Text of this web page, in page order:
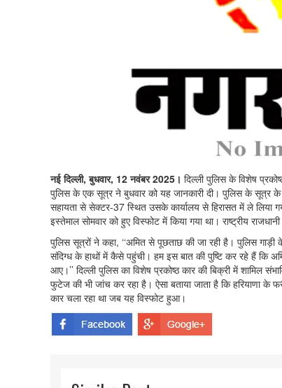
नई दिल्ली, बुधवार, 12 नवंबर 2025। दिल्ली पुलिस के विशेष
पुलिस के एक सूत्र ने बुधवार को यह जानकारी दी। पुलिस के सूत्र के
सहायता से सेक्टर-37 स्थित उसके कार्यालय से हिरासत में ले
इस्तेमाल सोमवार को हुए विस्फोट में किया गया था। राष्ट्रीय
पुलिस सूत्रों ने कहा, ‘‘अमित से पूछताछ की जा रही है। पुलिस
संदिग्ध के हाथों में कैसे पहुंची। हम इस बात की पुष्टि कर रहे हैं
आए।’’ दिल्ली पुलिस का विशेष प्रकोष्ठ कार की बिक्री में शामिल
फुटेज की भी जांच कर रहा है। ऐसा बताया जाता है कि हरियाणा के
कार चला रहा था जब यह विस्फोट हुआ।